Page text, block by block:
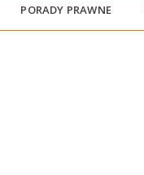
PORADY PRAWNE